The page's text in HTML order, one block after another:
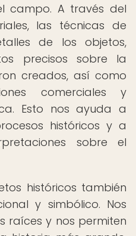
campo. A través del
las técnicas de
de los objetos,
precisos sobre la
creados, así como
comerciales y
Esto nos ayuda a
históricos y a
sobre el
históricos también
y simbólico. Nos
raíces y nos permiten